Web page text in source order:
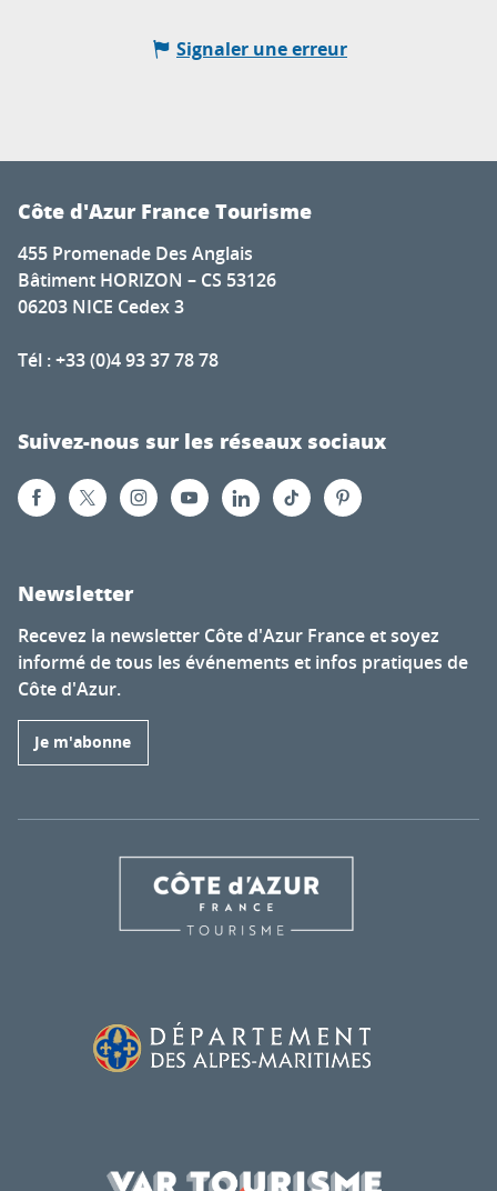
Signaler une erreur
Côte d'Azur France Tourisme
455 Promenade Des Anglais
Bâtiment HORIZON – CS 53126
06203 NICE Cedex 3
Tél : +33 (0)4 93 37 78 78
Suivez-nous sur les réseaux sociaux
Newsletter
Recevez la newsletter Côte d'Azur France et soyez
informé de tous les événements et infos pratiques de
Côte d'Azur.
Je m'abonne